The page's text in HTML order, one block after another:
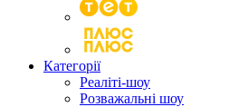
Категорії
Реаліті-шоу
Розважальні шоу